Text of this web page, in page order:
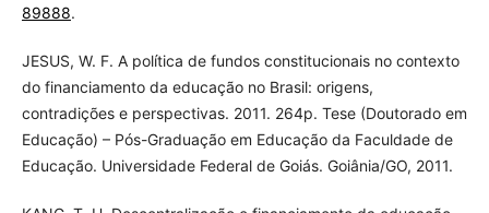
89888.
JESUS, W. F. A política de fundos constitucionais no contexto
do financiamento da educação no Brasil: origens,
contradições e perspectivas. 2011. 264p. Tese (Doutorado em
Educação) – Pós-Graduação em Educação da Faculdade de
Educação. Universidade Federal de Goiás. Goiânia/GO, 2011.